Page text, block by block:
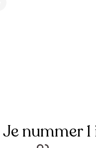
Je nummer